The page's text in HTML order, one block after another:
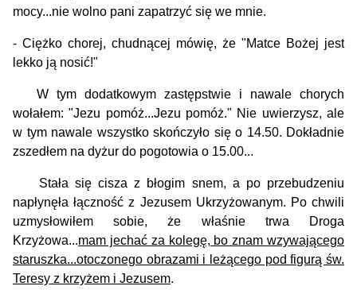
mocy...nie wolno pani zapatrzyć się we mnie.
- Ciężko chorej, chudnącej mówię, że "Matce Bożej jest
lekko ją nosić!"
W tym dodatkowym zastępstwie i nawale chorych
wołałem: "Jezu pomóż...Jezu pomóż." Nie uwierzysz, ale
w tym nawale wszystko skończyło się o 14.50. Dokładnie
zszedłem na dyżur do pogotowia o 15.00...
Stała się cisza z błogim snem, a po przebudzeniu
napłynęła łączność z Jezusem Ukrzyżowanym. Po chwili
uzmysłowiłem sobie, że właśnie trwa Droga
Krzyżowa...mam jechać za kolegę, bo znam wzywającego
staruszka...otoczonego obrazami i leżącego pod figurą św.
Teresy z krzyżem i Jezusem.